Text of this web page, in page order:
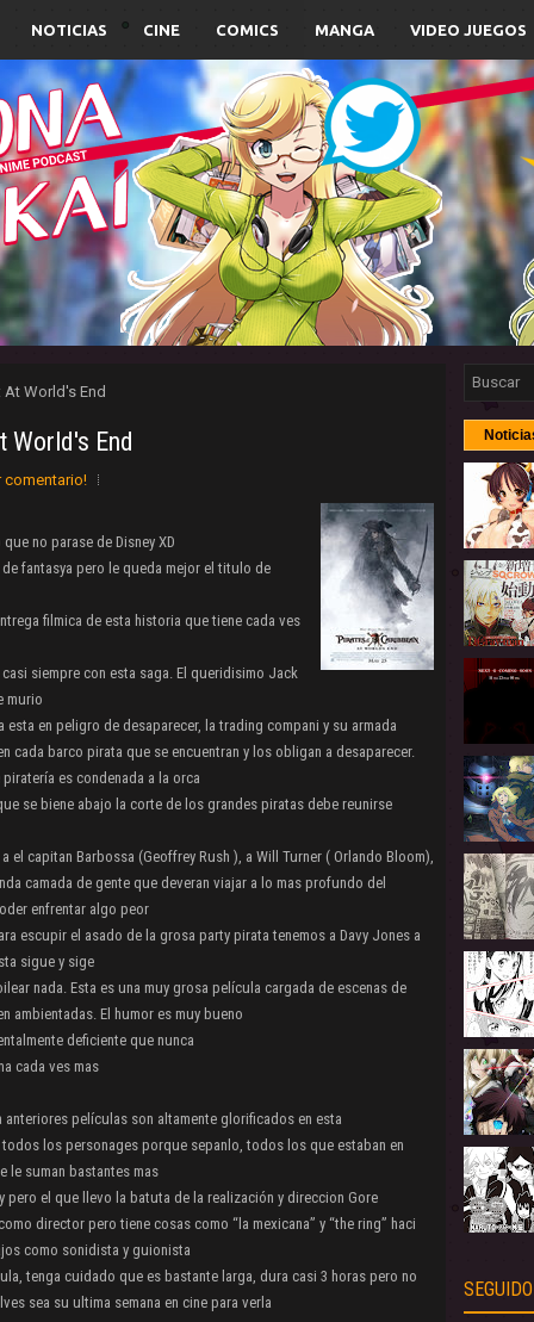
NOTICIAS CINE COMICS MANGA VIDEO JUEGOS
At World's End
World's End
comentario!
no parase de Disney XD
fantasya pero le queda mejor el titulo de
filmica de esta historia que tiene cada ves
siempre con esta saga. El queridisimo Jack
murio
en peligro de desaparecer, la trading compani y su armada
cada barco pirata que se encuentran y los obligan a desaparecer.
es condenada a la orca
se biene abajo la corte de los grandes piratas debe reunirse
el capitan Barbossa (Geoffrey Rush ), a Will Turner ( Orlando Bloom),
camada de gente que deveran viajar a lo mas profundo del
enfrentar algo peor
escupir el asado de la grosa party pirata tenemos a Davy Jones a
sigue y sige
nada. Esta es una muy grosa película cargada de escenas de
ambientadas. El humor es muy bueno
deficiente que nunca
cada ves mas
películas son altamente glorificados en esta
los personages porque sepanlo, todos los que estaban en
le suman bastantes mas
pero el que llevo la batuta de la realización y direccion Gore
director pero tiene cosas como “la mexicana” y “the ring” haci
como sonidista y guionista
tenga cuidado que es bastante larga, dura casi 3 horas pero no
sea su ultima semana en cine para verla